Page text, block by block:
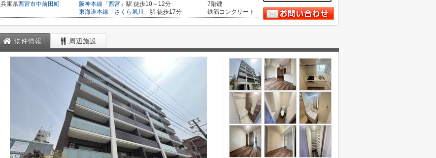
兵庫県西宮市中前田町
阪神本線 「 西宮 」駅 徒歩10～12分
東海道本線 「 さくら夙川 」駅 徒歩17分
7階建
鉄筋コンクリート
物件情報 周辺施設